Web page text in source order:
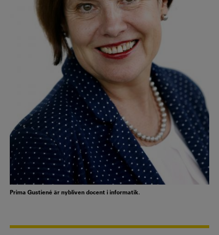
Prima Gustiené är nybliven docent i informatik.